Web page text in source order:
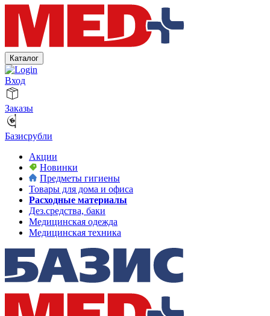
Каталог
Вход
Заказы
Базисрубли
Акции
Новинки
Предметы гигиены
Товары для дома и офиса
Расходные материалы
Дез.средства, баки
Медицинская одежда
Медицинская техника